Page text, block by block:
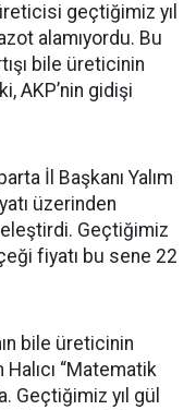
geçtiğimiz yıl
alamıyordu. Bu
bile üreticinin
AKP’nin gidişi
İl Başkanı Yalım
üzerinden
Geçtiğimiz
fiyatı bu sene 22
bile üreticinin
“Matematik
Geçtiğimiz yıl gül